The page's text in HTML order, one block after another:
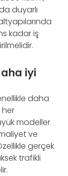
duyarlı
kadar iş
iyi
daha
modeller
ve
gerçek
trafikli